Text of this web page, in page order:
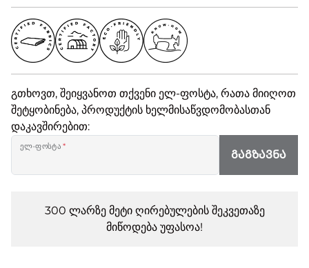
გთხოვთ, შეიყვანოთ თქვენი ელ-ფოსტა, რათა მიიღოთ
შეტყობინება, პროდუქტის ხელმისაწვდომობასთან
დაკავშირებით:
ელ-ფოსტა*
ᲒᲐᲒᲖᲐᲕᲜᲐ
300 ლარზე მეტი ღირებულების შეკვეთაზე
მიწოდება უფასოა!